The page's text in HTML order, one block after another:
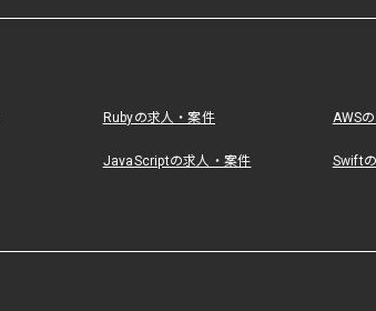
Rubyの求人・案件 AWS
JavaScriptの求人・案件 Swift